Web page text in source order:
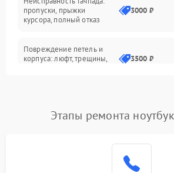
Сеть и интернет
пропуски, прыжки
курсора, полный отказ
3000 ₽
Повреждение петель и
корпуса: люфт, трещины,
3500 ₽
невозможность зарядки,
2500 ₽
2000 ₽
Этапы ремонта